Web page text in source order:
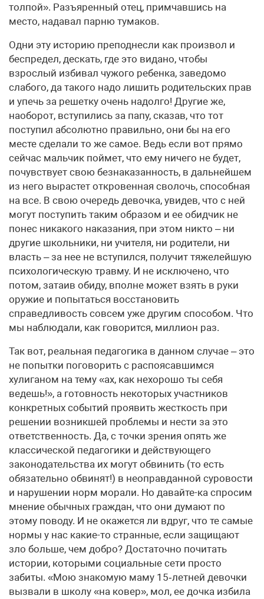
толпой». Разъяренный отец, примчавшись на
место, надавал парню тумаков.
Одни эту историю преподнесли как произвол и
беспредел, дескать, где это видано, чтобы
взрослый избивал чужого ребенка, заведомо
слабого, да такого надо лишить родительских прав
и упечь за решетку очень надолго! Другие же,
наоборот, вступились за папу, сказав, что тот
поступил абсолютно правильно, они бы на его
месте сделали то же самое. Ведь если вот прямо
сейчас мальчик поймет, что ему ничего не будет,
почувствует свою безнаказанность, в дальнейшем
из него вырастет откровенная сволочь, способная
на все. В свою очередь девочка, увидев, что с ней
могут поступить таким образом и ее обидчик не
понес никакого наказания, при этом никто – ни
другие школьники, ни учителя, ни родители, ни
власть – за нее не вступился, получит тяжелейшую
психологическую травму. И не исключено, что
потом, затаив обиду, вполне может взять в руки
оружие и попытаться восстановить
справедливость совсем уже другим способом. Что
мы наблюдали, как говорится, миллион раз.
Так вот, реальная педагогика в данном случае – это
не попытки поговорить с распоясавшимся
хулиганом на тему «ах, как нехорошо ты себя
ведешь!», а готовность некоторых участников
конкретных событий проявить жесткость при
решении возникшей проблемы и нести за это
ответственность. Да, с точки зрения опять же
классической педагогики и действующего
законодательства их могут обвинить (то есть
обязательно обвинят!) в не­оправданной суровости
и нарушении норм морали. Но давайте-ка спросим
мнение обычных граждан, что они думают по
этому поводу. И не окажется ли вдруг, что те самые
нормы у нас какие-то странные, если защищают
зло больше, чем добро? Достаточно почитать
истории, которыми социальные сети просто
забиты. «Мою знакомую маму 15‑летней девочки
вызвали в школу «на ковер», мол, ее дочка избила